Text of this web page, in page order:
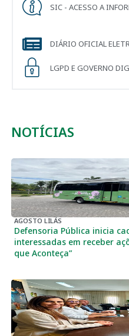
SIC - ACESSO A
DIÁRIO OFICIAL
LGPD E GOVERNO
NOTÍCIAS
AGOSTO LILÁS
Defensoria Pública inicia
interessadas em receber
que Aconteça”